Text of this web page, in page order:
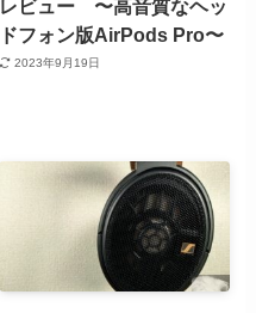
レビュー 〜高音質なヘッ
ドフォン版AirPods Pro〜
2023年9月19日